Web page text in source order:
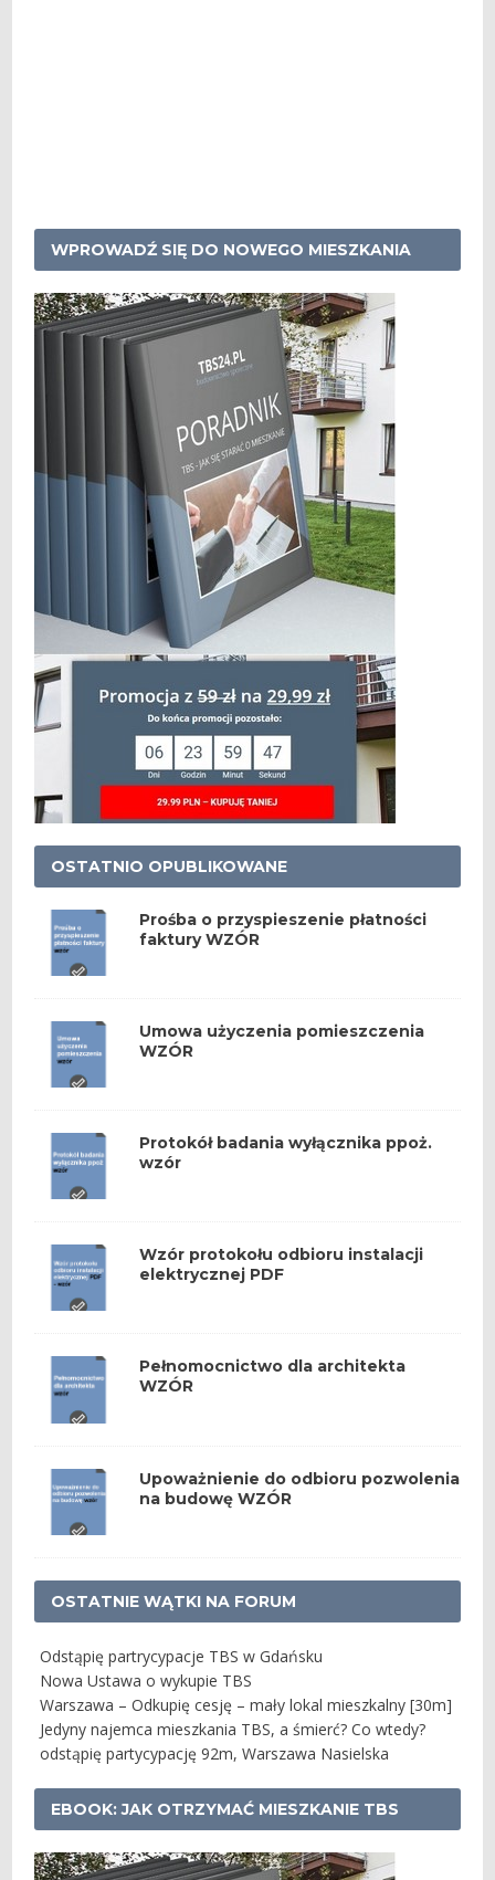
WPROWADŹ SIĘ DO NOWEGO MIESZKANIA
OSTATNIO OPUBLIKOWANE
Prośba o przyspieszenie płatności
faktury WZÓR
Umowa użyczenia pomieszczenia
WZÓR
Protokół badania wyłącznika ppoż.
wzór
Wzór protokołu odbioru instalacji
elektrycznej PDF
Pełnomocnictwo dla architekta
WZÓR
Upoważnienie do odbioru pozwolenia
na budowę WZÓR
OSTATNIE WĄTKI NA FORUM
Odstąpię partrycypacje TBS w Gdańsku
Nowa Ustawa o wykupie TBS
Warszawa – Odkupię cesję – mały lokal mieszkalny [30m]
Jedyny najemca mieszkania TBS, a śmierć? Co wtedy?
odstąpię partycypację 92m, Warszawa Nasielska
EBOOK: JAK OTRZYMAĆ MIESZKANIE TBS